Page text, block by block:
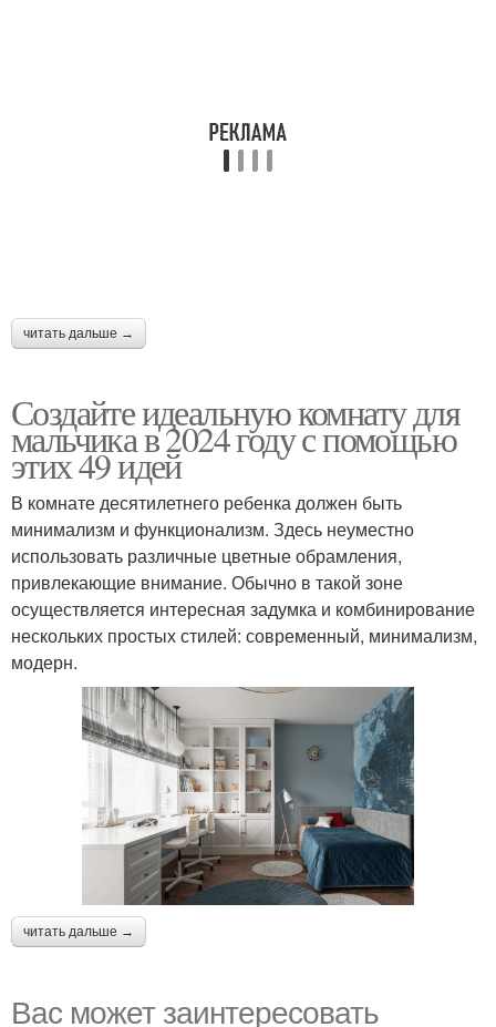
читать дальше →
Создайте идеальную комнату для
мальчика в 2024 году с помощью
этих 49 идей
В комнате десятилетнего ребенка должен быть
минимализм и функционализм. Здесь неуместно
использовать различные цветные обрамления,
привлекающие внимание. Обычно в такой зоне
осуществляется интересная задумка и комбинирование
нескольких простых стилей: современный, минимализм,
модерн.
читать дальше →
Вас может заинтересовать